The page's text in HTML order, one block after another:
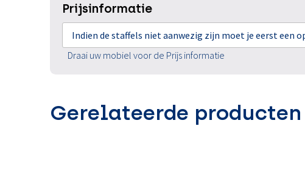
Prijsinformatie
Indien de staffels niet aanwezig zijn moet je eerst een
Draai uw mobiel voor de Prijs informatie
Gerelateerde producten